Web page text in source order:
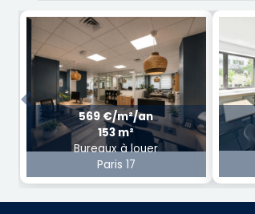
569 €/m²/an
153 m²
Bureaux à louer
Paris 17
Previous